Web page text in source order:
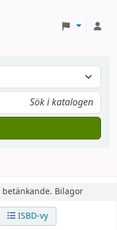
betänkande. Bilagor
ISBD-vy